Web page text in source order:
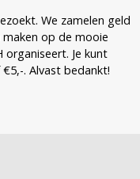
We zamelen geld
op de mooie
organiseert. Je kunt